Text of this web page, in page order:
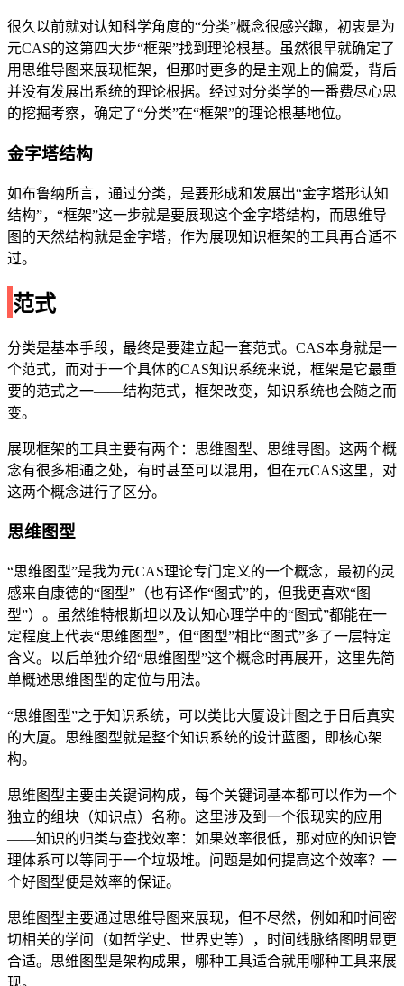
很久以前就对认知科学角度的“分类”概念很感兴趣，初衷是为
元CAS的这第四大步“框架”找到理论根基。虽然很早就确定了
用思维导图来展现框架，但那时更多的是主观上的偏爱，背后
并没有发展出系统的理论根据。经过对分类学的一番费尽心思
的挖掘考察，确定了“分类”在“框架”的理论根基地位。
金字塔结构
如布鲁纳所言，通过分类，是要形成和发展出“金字塔形认知
结构”，“框架”这一步就是要展现这个金字塔结构，而思维导
图的天然结构就是金字塔，作为展现知识框架的工具再合适不
过。
范式
分类是基本手段，最终是要建立起一套范式。CAS本身就是一
个范式，而对于一个具体的CAS知识系统来说，框架是它最重
要的范式之一——结构范式，框架改变，知识系统也会随之而
变。
展现框架的工具主要有两个：思维图型、思维导图。这两个概
念有很多相通之处，有时甚至可以混用，但在元CAS这里，对
这两个概念进行了区分。
思维图型
“思维图型”是我为元CAS理论专门定义的一个概念，最初的灵
感来自康德的“图型”（也有译作“图式”的，但我更喜欢“图
型”）。虽然维特根斯坦以及认知心理学中的“图式”都能在一
定程度上代表“思维图型”，但“图型”相比“图式”多了一层特定
含义。以后单独介绍“思维图型”这个概念时再展开，这里先简
单概述思维图型的定位与用法。
“思维图型”之于知识系统，可以类比大厦设计图之于日后真实
的大厦。思维图型就是整个知识系统的设计蓝图，即核心架
构。
思维图型主要由关键词构成，每个关键词基本都可以作为一个
独立的组块（知识点）名称。这里涉及到一个很现实的应用
——知识的归类与查找效率：如果效率很低，那对应的知识管
理体系可以等同于一个垃圾堆。问题是如何提高这个效率？一
个好图型便是效率的保证。
思维图型主要通过思维导图来展现，但不尽然，例如和时间密
切相关的学问（如哲学史、世界史等），时间线脉络图明显更
合适。思维图型是架构成果，哪种工具适合就用哪种工具来展
现。